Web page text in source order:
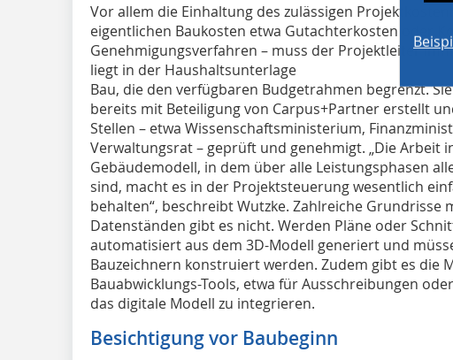
Vor allem die Einhaltung des zulässigen
eigentlichen Baukosten etwa Gutachterkosten oder
Genehmigungsverfahren – muss der Projektleiter
liegt in der Haushaltsunterlage
Bau, die den verfügbaren Budgetrahmen begrenzt.
bereits mit Beteiligung von Carpus+Partner erstellt
Stellen – etwa Wissenschaftsministerium,
Verwaltungsrat – geprüft und genehmigt. „Die Arbeit
Gebäudemodell, in dem über alle Leistungsphasen
sind, macht es in der Projektsteuerung wesentlich
behalten“, beschreibt Wutzke. Zahlreiche Grundrisse
Datenständen gibt es nicht. Werden Pläne oder
automatisiert aus dem 3D-Modell generiert und
Bauzeichnern konstruiert werden. Zudem gibt es die
Bauabwicklungs-Tools, etwa für Ausschreibungen
das digitale Modell zu integrieren.
Besichtigung vor Baubeginn